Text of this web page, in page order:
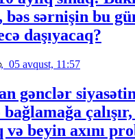
bəs sərnişin bu
daşıyacaq?
05 avqust, 11:57
gənclər
və beyin axını